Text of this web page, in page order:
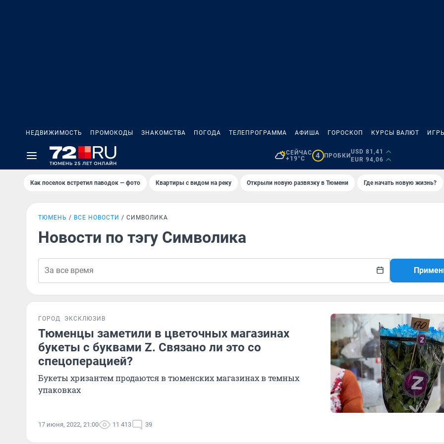
НЕДВИЖИМОСТЬ ПРОМОКОДЫ ЗНАКОМСТВА ПОГОДА ТЕЛЕПРОГРАММА АФИША ГОРОСКОП КУРСЫ ВАЛЮТ
СЕЙЧАС
+19°C
4 ПРОБКИ
USD 81,41
EUR 94,06
Как поселок встретил паводок — фото Квартиры с видом на реку Открыли новую развязку в Тюмени Где начать новую жизнь?
ТЮМЕНЬ ВСЕ НОВОСТИ СИМВОЛИКА
Новости по тэгу Символика
ГОРОД ЭКСКЛЮЗИВ
Тюменцы заметили в цветочных магазинах
букеты с буквами Z. Связано ли это со
спецоперацией?
Букеты хризантем продаются в тюменских магазинах в темных
упаковках
17 июня, 2022, 21:00 11 413 39